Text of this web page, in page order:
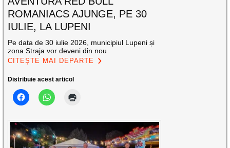
ROMANIACS AJUNGE, PE 30
IULIE, LA LUPENI
Pe data de 30 iulie 2026, municipiul Lupeni și
zona Straja vor deveni din nou
CITEȘTE MAI DEPARTE
Distribuie acest articol